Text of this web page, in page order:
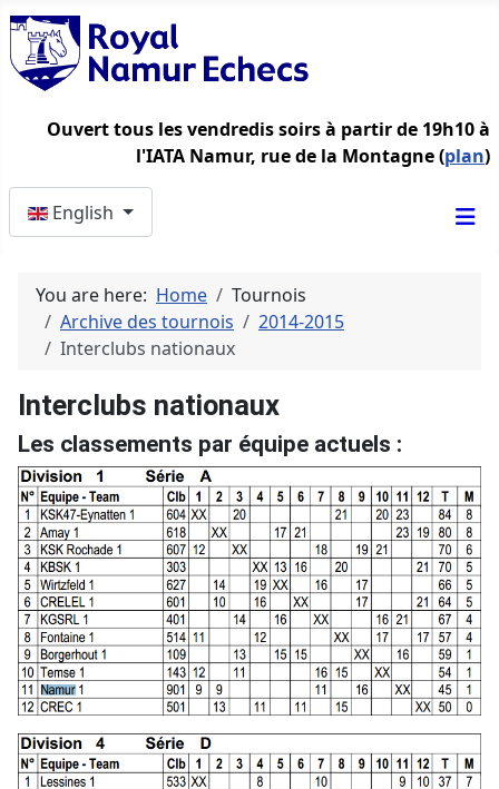
Ouvert tous les vendredis soirs à partir de 19h10 à
l'IATA Namur, rue de la Montagne (plan)
English
You are here: Home
Tournois
Archive des tournois
2014-2015
Interclubs nationaux
Interclubs nationaux
Les classements par équipe actuels :